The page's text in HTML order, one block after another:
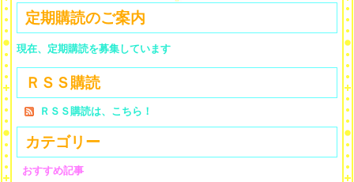
定期購読のご案内
現在、定期購読を募集しています
ＲＳＳ購読
ＲＳＳ購読は、こちら！
カテゴリー
おすすめ記事